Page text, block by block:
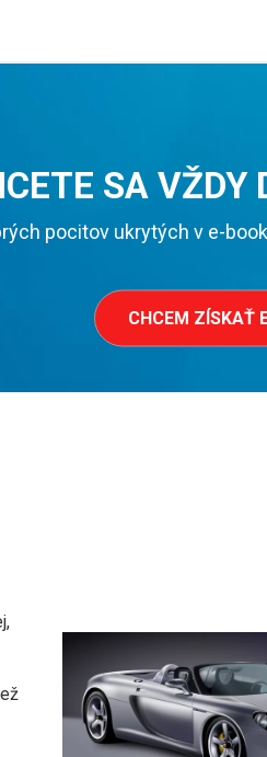
SA VŽDY
pocitov ukrytých v e-
CHCEM ZÍSKAŤ